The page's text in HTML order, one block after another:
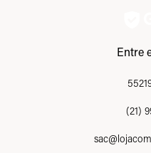
Entre
(21)